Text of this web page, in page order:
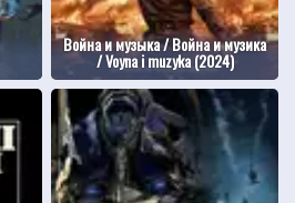
Война и музыка / Война и музика
/ Voyna i muzyka (2024)